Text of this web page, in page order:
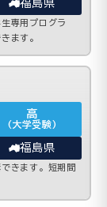
福島県
専用プログラ
ます。
高
(大学受験)
福島県
きます。短期間